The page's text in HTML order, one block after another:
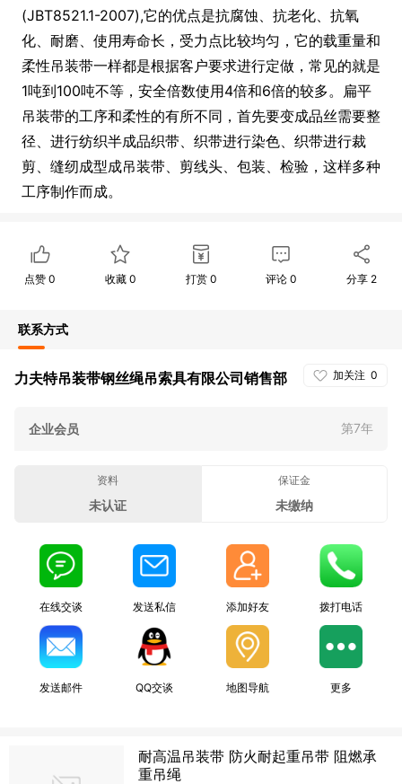
(JBT8521.1-2007),它的优点是抗腐蚀、抗老化、抗氧
化、耐磨、使用寿命长，受力点比较均匀，它的载重量和
柔性吊装带一样都是根据客户要求进行定做，常见的就是
1吨到100吨不等，安全倍数使用4倍和6倍的较多。扁平
吊装带的工序和柔性的有所不同，首先要变成品丝需要整
径、进行纺织半成品织带、织带进行染色、织带进行裁
剪、缝纫成型成吊装带、剪线头、包装、检验，这样多种
工序制作而成。
点赞0 收藏 0 打赏 0 评论0 分享 2
联系方式
加关注 0
力夫特吊装带钢丝绳吊索具有限公司销售部
企业会员 第7年
资料
未认证
保证金
未缴纳
在线交谈 发送私信 添加好友 拨打电话
发送邮件 QQ交谈 地图导航 更多
耐高温吊装带 防火耐起重吊带 阻燃承
重吊绳